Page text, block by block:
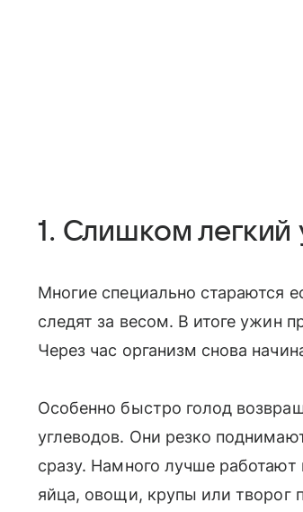
1. Слишком легкий
Многие специально стараются
следят за весом. В итоге ужин
Через час организм снова
Особенно быстро голод
углеводов. Они резко
сразу. Намного лучше
яйца, овощи, крупы или творог